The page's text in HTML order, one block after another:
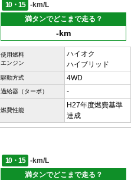
10・15
-km/L
満タンでどこまで走る？
-km
使用燃料
エンジン
ハイオク
ハイブリッド
駆動方式 4WD
過給器（ターボ） -
燃費性能
H27年度燃費基準
達成
10・15
-km/L
満タンでどこまで走る？